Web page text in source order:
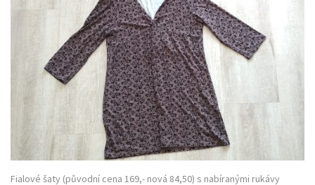
Fialové šaty (původní cena 169,- nová 84,50) s nabíranými rukávy